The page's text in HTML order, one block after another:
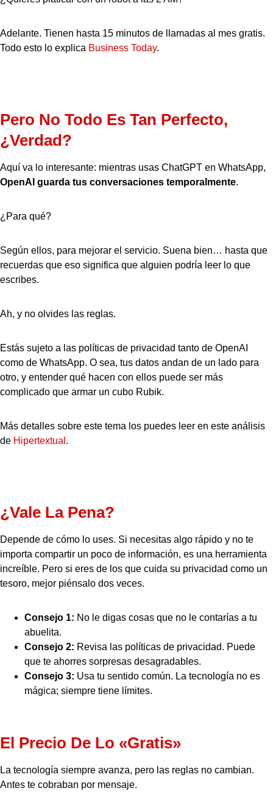
Adelante. Tienen hasta 15 minutos de llamadas al mes gratis.
Todo esto lo explica Business Today.
Pero No Todo Es Tan Perfecto,
¿verdad?
Aquí va lo interesante: mientras usas ChatGPT en WhatsApp,
OpenAI guarda tus conversaciones temporalmente.
¿Para qué?
Según ellos, para mejorar el servicio. Suena bien… hasta que
recuerdas que eso significa que alguien podría leer lo que
escribes.
Ah, y no olvides las reglas.
Estás sujeto a las políticas de privacidad tanto de OpenAI
como de WhatsApp. O sea, tus datos andan de un lado para
otro, y entender qué hacen con ellos puede ser más
complicado que armar un cubo Rubik.
Más detalles sobre este tema los puedes leer en este análisis
de Hipertextual .
¿Vale La Pena?
Depende de cómo lo uses. Si necesitas algo rápido y no te
importa compartir un poco de información, es una herramienta
increíble. Pero si eres de los que cuida su privacidad como un
tesoro, mejor piénsalo dos veces.
Consejo 1: No le digas cosas que no le contarías a tu
abuelita.
Consejo 2: Revisa las políticas de privacidad. Puede
que te ahorres sorpresas desagradables.
Consejo 3: Usa tu sentido común. La tecnología no es
mágica; siempre tiene límites.
El Precio De Lo «gratis»
La tecnología siempre avanza, pero las reglas no cambian.
Antes te cobraban por mensaje.